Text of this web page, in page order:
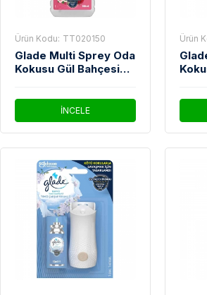
Ürün Kodu: TT020150
Glade Multi Sprey Oda
Kokusu Gül Bahçesi
İNCELE
Ürün